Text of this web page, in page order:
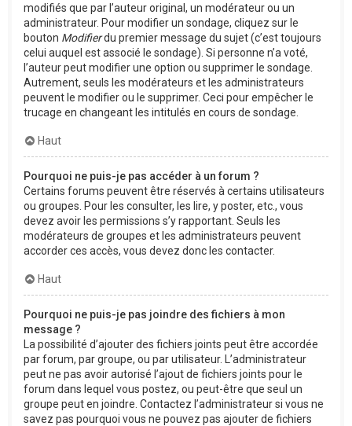
modifiés que par l’auteur original, un modérateur ou un
administrateur. Pour modifier un sondage, cliquez sur le
bouton Modifierdu premier message du sujet (c’est toujours
celui auquel est associé le sondage). Si personne n’a voté,
l’auteur peut modifier une option ou supprimer le sondage.
Autrement, seuls les modérateurs et les administrateurs
peuvent le modifier ou le supprimer. Ceci pour empêcher le
trucage en changeant les intitulés en cours de sondage.
Haut
Pourquoi ne puis-je pas accéder à un forum ?
Certains forums peuvent être réservés à certains utilisateurs
ou groupes. Pour les consulter, les lire, y poster, etc., vous
devez avoir les permissions s’y rapportant. Seuls les
modérateurs de groupes et les administrateurs peuvent
accorder ces accès, vous devez donc les contacter.
Haut
Pourquoi ne puis-je pas joindre des fichiers à mon
message ?
La possibilité d’ajouter des fichiers joints peut être accordée
par forum, par groupe, ou par utilisateur. L’administrateur
peut ne pas avoir autorisé l’ajout de fichiers joints pour le
forum dans lequel vous postez, ou peut-être que seul un
groupe peut en joindre. Contactez l’administrateur si vous ne
savez pas pourquoi vous ne pouvez pas ajouter de fichiers